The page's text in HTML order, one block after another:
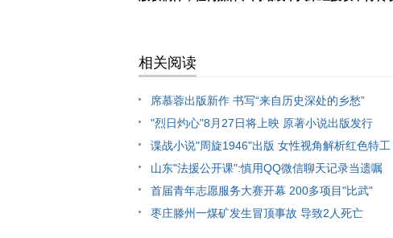
相关阅读
席慕蓉出版新作 书写“来自历史深处的乡愁”
"烈日灼心"8月27日将上映 原著小说出版发行
谍战小说"周旋1946"出版 女性视角解析红色特工
山东"法援公开课":慎用QQ微信聊天记录当遗嘱
首届青年志愿服务大赛开幕 200多项目"比武"
枣庄滕州一煤矿发生冒顶事故 导致2人死亡